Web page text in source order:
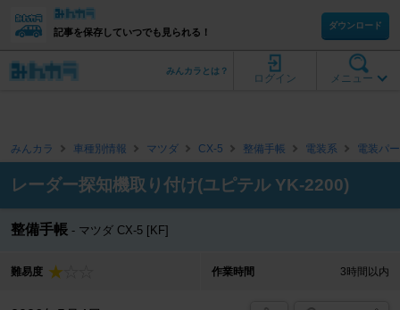
記事を保存していつでも見られる！
ダウンロード
メニュー
ログイン
みんカラとは？
みんカラ 車種別情報 マツダ CX-5 整備手帳 電装系 電装パ
レーダー探知機取り付け(ユピテル YK-2200)
整備手帳 マツダ CX-5 [KF]
難易度 作業時間 3時間以内